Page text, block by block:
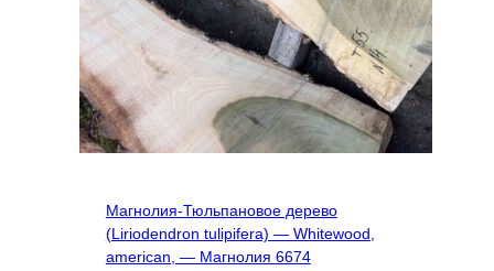
Магнолия-Тюльпановое дерево
(Liriodendron tulipifera) — Whitewood,
american, — Магнолия 6674